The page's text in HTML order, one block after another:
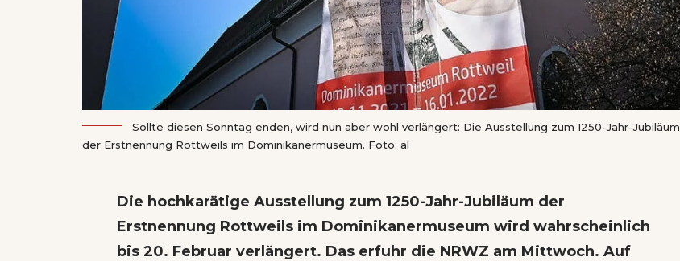
Sollte diesen Sonntag enden, wird nun aber wohl verlängert: Die Ausstellung zum 1250-Jahr-Jubiläum
der Erstnennung Rottweils im Dominikanermuseum. Foto: al
Die hochkarätige Ausstellung zum 1250-Jahr-Jubiläum der
Erstnennung Rottweils im Dominikanermuseum wird wahrscheinlich
bis 20. Februar verlängert. Das erfuhr die NRWZ am Mittwoch. Auf